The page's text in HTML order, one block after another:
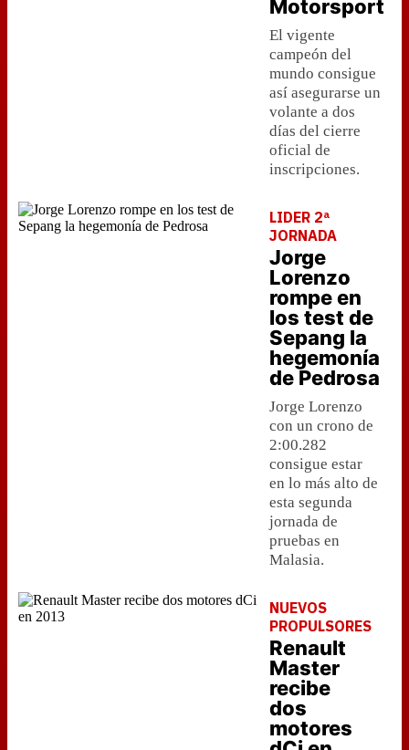
Motorsport
El vigente
campeón del
mundo consigue
así asegurarse un
volante a dos
días del cierre
oficial de
inscripciones.
LIDER 2ª
JORNADA
Jorge
Lorenzo
rompe en
los test de
Sepang la
hegemonía
de Pedrosa
Jorge Lorenzo
con un crono de
2:00.282
consigue estar
en lo más alto de
esta segunda
jornada de
pruebas en
Malasia.
NUEVOS
PROPULSORES
Renault
Master
recibe
dos
motores